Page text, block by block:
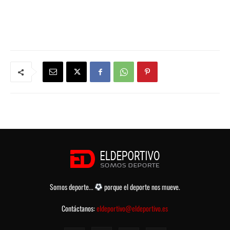
Somos deporte...
porque el deporte nos mueve.
Contáctanos:eldeportivo@eldeportivo.es